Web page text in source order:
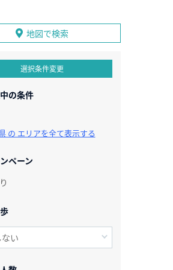
地図で検索
選択条件変更
の条件
の エリアを全て表示する
ペーン